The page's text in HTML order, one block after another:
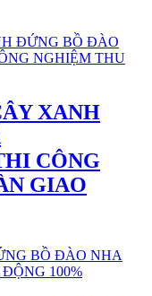
XANH
CÔNG
GIAO